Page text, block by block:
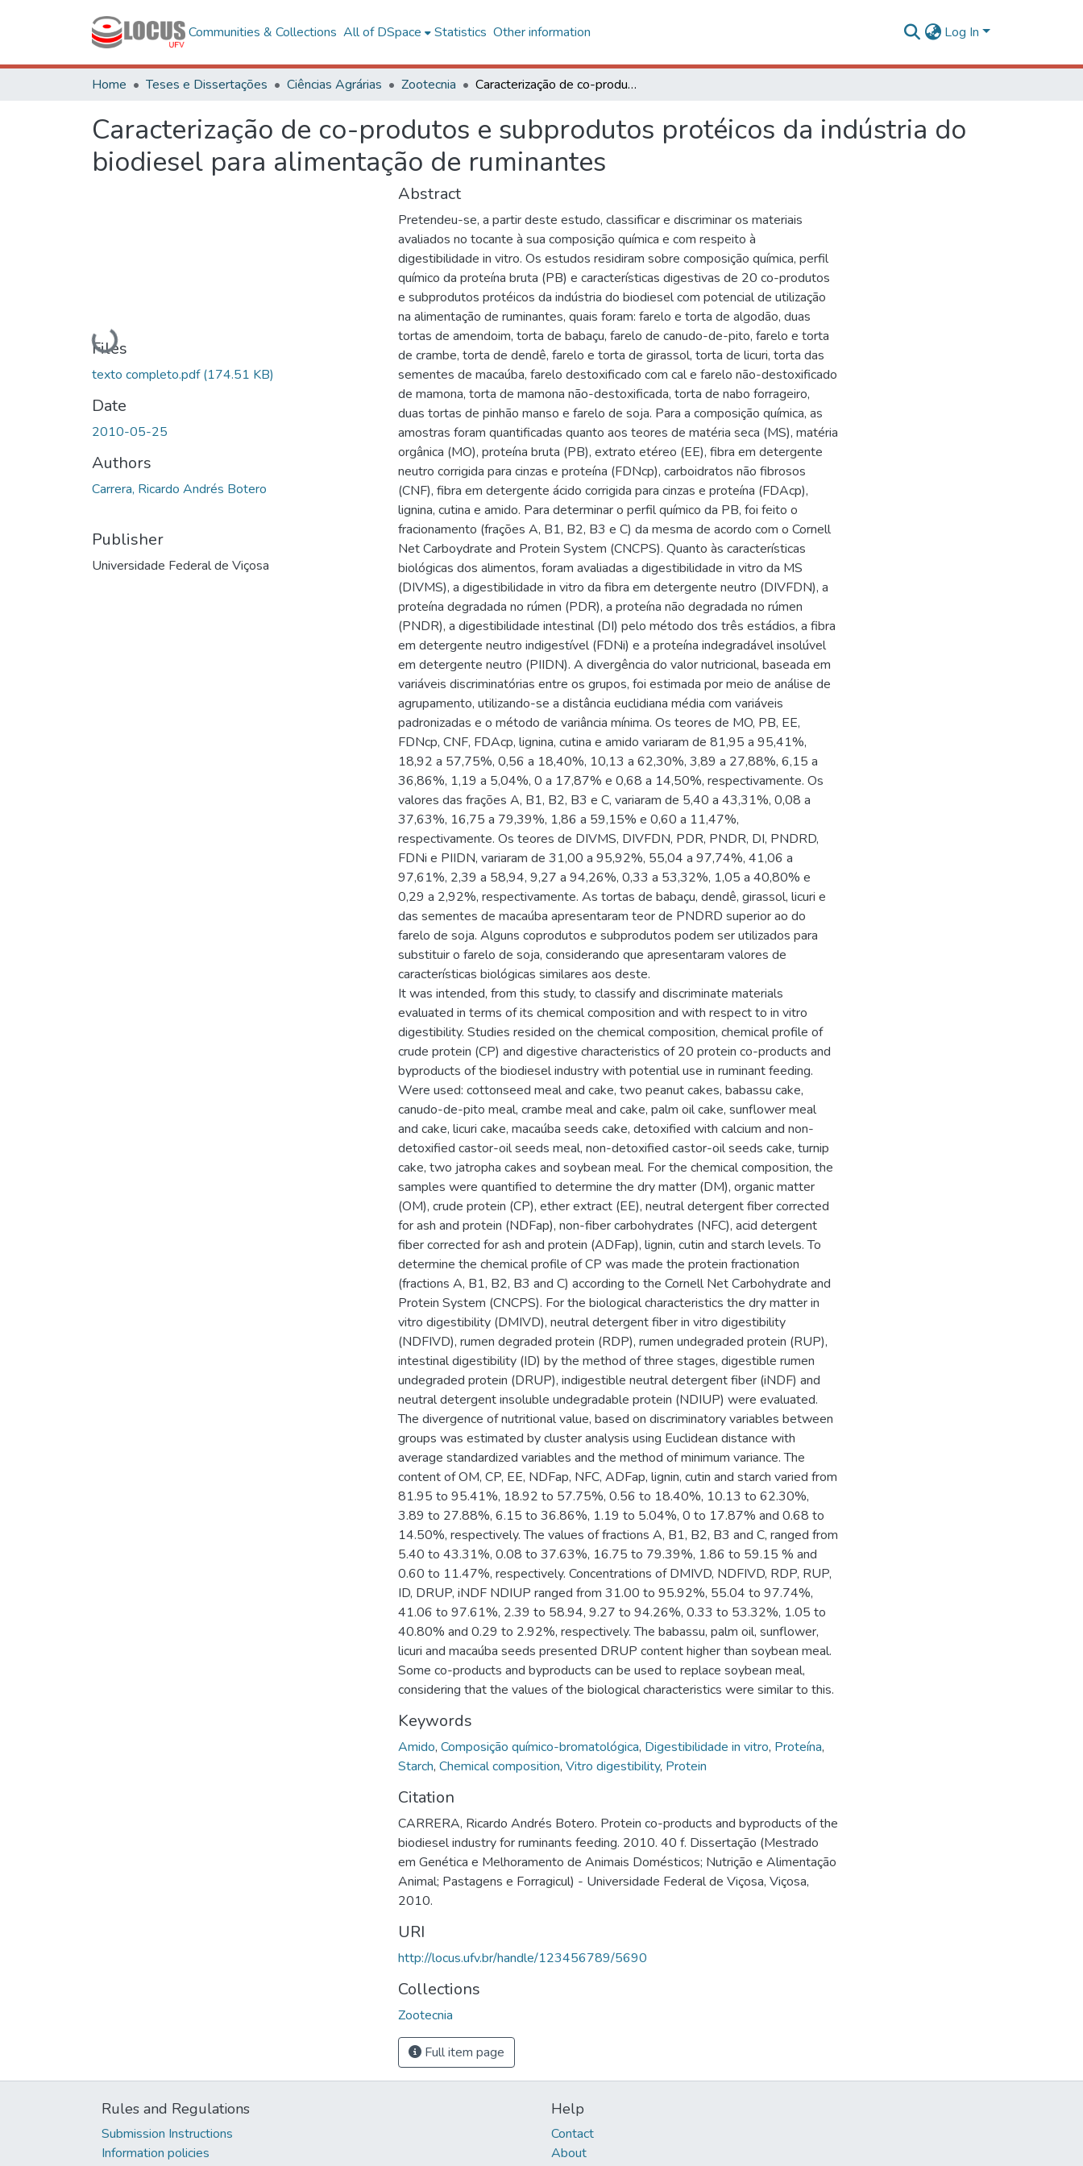
Communities & Collections All of DSpace Statistics Other information Log In
Home Teses e Dissertações Ciências Agrárias Zootecnia Caracterização de co-produtos e subprodutos protéicos da indústria do biodiesel para alimentação de ruminantes
Caracterização de co-produtos e subprodutos protéicos da indústria do
biodiesel para alimentação de ruminantes
Loading...
Files
texto completo.pdf(174.51 KB)
Date
2010-05-25
Authors
Carrera, Ricardo Andrés Botero
Publisher
Universidade Federal de Viçosa
Abstract
Pretendeu-se, a partir deste estudo, classificar e discriminar os materiais
avaliados no tocante à sua composição química e com respeito à
digestibilidade in vitro. Os estudos residiram sobre composição química, perfil
químico da proteína bruta (PB) e características digestivas de 20 co-produtos
e subprodutos protéicos da indústria do biodiesel com potencial de utilização
na alimentação de ruminantes, quais foram: farelo e torta de algodão, duas
tortas de amendoim, torta de babaçu, farelo de canudo-de-pito, farelo e torta
de crambe, torta de dendê, farelo e torta de girassol, torta de licuri, torta das
sementes de macaúba, farelo destoxificado com cal e farelo não-destoxificado
de mamona, torta de mamona não-destoxificada, torta de nabo forrageiro,
duas tortas de pinhão manso e farelo de soja. Para a composição química, as
amostras foram quantificadas quanto aos teores de matéria seca (MS), matéria
orgânica (MO), proteína bruta (PB), extrato etéreo (EE), fibra em detergente
neutro corrigida para cinzas e proteína (FDNcp), carboidratos não fibrosos
(CNF), fibra em detergente ácido corrigida para cinzas e proteína (FDAcp),
lignina, cutina e amido. Para determinar o perfil químico da PB, foi feito o
fracionamento (frações A, B1, B2, B3 e C) da mesma de acordo com o Cornell
Net Carboydrate and Protein System (CNCPS). Quanto às características
biológicas dos alimentos, foram avaliadas a digestibilidade in vitro da MS
(DIVMS), a digestibilidade in vitro da fibra em detergente neutro (DIVFDN), a
proteína degradada no rúmen (PDR), a proteína não degradada no rúmen
(PNDR), a digestibilidade intestinal (DI) pelo método dos três estádios, a fibra
em detergente neutro indigestível (FDNi) e a proteína indegradável insolúvel
em detergente neutro (PIIDN). A divergência do valor nutricional, baseada em
variáveis discriminatórias entre os grupos, foi estimada por meio de análise de
agrupamento, utilizando-se a distância euclidiana média com variáveis
padronizadas e o método de variância mínima. Os teores de MO, PB, EE,
FDNcp, CNF, FDAcp, lignina, cutina e amido variaram de 81,95 a 95,41%,
18,92 a 57,75%, 0,56 a 18,40%, 10,13 a 62,30%, 3,89 a 27,88%, 6,15 a
36,86%, 1,19 a 5,04%, 0 a 17,87% e 0,68 a 14,50%, respectivamente. Os
valores das frações A, B1, B2, B3 e C, variaram de 5,40 a 43,31%, 0,08 a
37,63%, 16,75 a 79,39%, 1,86 a 59,15% e 0,60 a 11,47%,
respectivamente. Os teores de DIVMS, DIVFDN, PDR, PNDR, DI, PNDRD,
FDNi e PIIDN, variaram de 31,00 a 95,92%, 55,04 a 97,74%, 41,06 a
97,61%, 2,39 a 58,94, 9,27 a 94,26%, 0,33 a 53,32%, 1,05 a 40,80% e
0,29 a 2,92%, respectivamente. As tortas de babaçu, dendê, girassol, licuri e
das sementes de macaúba apresentaram teor de PNDRD superior ao do
farelo de soja. Alguns coprodutos e subprodutos podem ser utilizados para
substituir o farelo de soja, considerando que apresentaram valores de
características biológicas similares aos deste.
It was intended, from this study, to classify and discriminate materials
evaluated in terms of its chemical composition and with respect to in vitro
digestibility. Studies resided on the chemical composition, chemical profile of
crude protein (CP) and digestive characteristics of 20 protein co-products and
byproducts of the biodiesel industry with potential use in ruminant feeding.
Were used: cottonseed meal and cake, two peanut cakes, babassu cake,
canudo-de-pito meal, crambe meal and cake, palm oil cake, sunflower meal
and cake, licuri cake, macaúba seeds cake, detoxified with calcium and non-
detoxified castor-oil seeds meal, non-detoxified castor-oil seeds cake, turnip
cake, two jatropha cakes and soybean meal. For the chemical composition, the
samples were quantified to determine the dry matter (DM), organic matter
(OM), crude protein (CP), ether extract (EE), neutral detergent fiber corrected
for ash and protein (NDFap), non-fiber carbohydrates (NFC), acid detergent
fiber corrected for ash and protein (ADFap), lignin, cutin and starch levels. To
determine the chemical profile of CP was made the protein fractionation
(fractions A, B1, B2, B3 and C) according to the Cornell Net Carbohydrate and
Protein System (CNCPS). For the biological characteristics the dry matter in
vitro digestibility (DMIVD), neutral detergent fiber in vitro digestibility
(NDFIVD), rumen degraded protein (RDP), rumen undegraded protein (RUP),
intestinal digestibility (ID) by the method of three stages, digestible rumen
undegraded protein (DRUP), indigestible neutral detergent fiber (iNDF) and
neutral detergent insoluble undegradable protein (NDIUP) were evaluated.
The divergence of nutritional value, based on discriminatory variables between
groups was estimated by cluster analysis using Euclidean distance with
average standardized variables and the method of minimum variance. The
content of OM, CP, EE, NDFap, NFC, ADFap, lignin, cutin and starch varied from
81.95 to 95.41%, 18.92 to 57.75%, 0.56 to 18.40%, 10.13 to 62.30%,
3.89 to 27.88%, 6.15 to 36.86%, 1.19 to 5.04%, 0 to 17.87% and 0.68 to
14.50%, respectively. The values of fractions A, B1, B2, B3 and C, ranged from
5.40 to 43.31%, 0.08 to 37.63%, 16.75 to 79.39%, 1.86 to 59.15 % and
0.60 to 11.47%, respectively. Concentrations of DMIVD, NDFIVD, RDP, RUP,
ID, DRUP, iNDF NDIUP ranged from 31.00 to 95.92%, 55.04 to 97.74%,
41.06 to 97.61%, 2.39 to 58.94, 9.27 to 94.26%, 0.33 to 53.32%, 1.05 to
40.80% and 0.29 to 2.92%, respectively. The babassu, palm oil, sunflower,
licuri and macaúba seeds presented DRUP content higher than soybean meal.
Some co-products and byproducts can be used to replace soybean meal,
considering that the values of the biological characteristics were similar to this.
Keywords
Amido, Composição químico-bromatológica, Digestibilidade in vitro, Proteína,
Starch, Chemical composition, Vitro digestibility, Protein
Citation
CARRERA, Ricardo Andrés Botero. Protein co-products and byproducts of the
biodiesel industry for ruminants feeding. 2010. 40 f. Dissertação (Mestrado
em Genética e Melhoramento de Animais Domésticos; Nutrição e Alimentação
Animal; Pastagens e Forragicul) - Universidade Federal de Viçosa, Viçosa,
2010.
URI
http://locus.ufv.br/handle/123456789/5690
Collections
Zootecnia
Full item page
Rules and Regulations
Submission Instructions
Information policies
Help
Contact
About